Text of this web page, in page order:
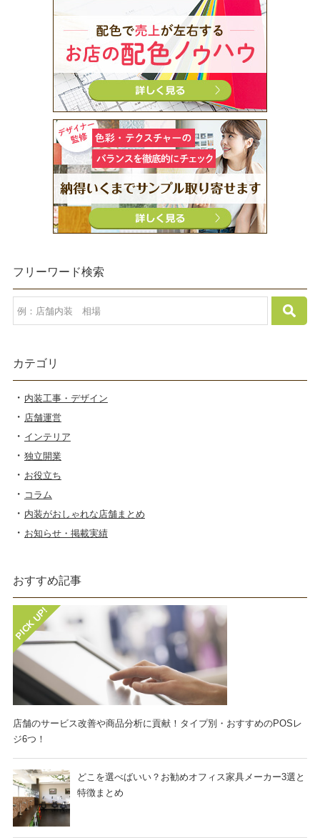
フリーワード検索
カテゴリ
内装工事・デザイン
店舗運営
インテリア
独立開業
お役立ち
コラム
内装がおしゃれな店舗まとめ
お知らせ・掲載実績
おすすめ記事
店舗のサービス改善や商品分析に貢献！タイプ別・おすすめのPOSレ
ジ6つ！
どこを選べばいい？お勧めオフィス家具メーカー3選と
特徴まとめ